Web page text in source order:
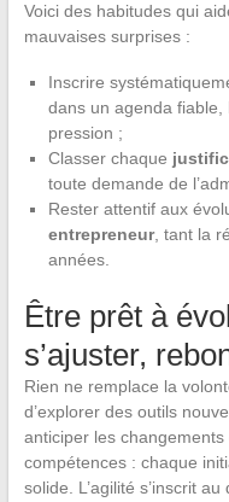
Voici des habitudes qui
mauvaises surprises :
Inscrire
dans un agenda
pression ;
Classer chaque
toute demande de
Rester attentif aux
entrepreneur, tant la
années.
Être prêt à
s’ajuster,
Rien ne remplace la
d’explorer des outils
anticiper les
compétences : chaque
solide. L’agilité s’inscrit